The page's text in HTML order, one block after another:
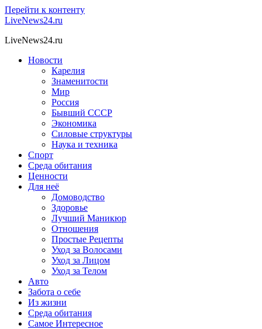
Перейти к контенту
LiveNews24.ru
LiveNews24.ru
Новости
Карелия
Знаменитости
Мир
Россия
Бывший СССР
Экономика
Силовые структуры
Наука и техника
Спорт
Среда обитания
Ценности
Для неё
Домоводство
Здоровье
Лучший Маникюр
Отношения
Простые Рецепты
Уход за Волосами
Уход за Лицом
Уход за Телом
Авто
Забота о себе
Из жизни
Среда обитания
Самое Интересное